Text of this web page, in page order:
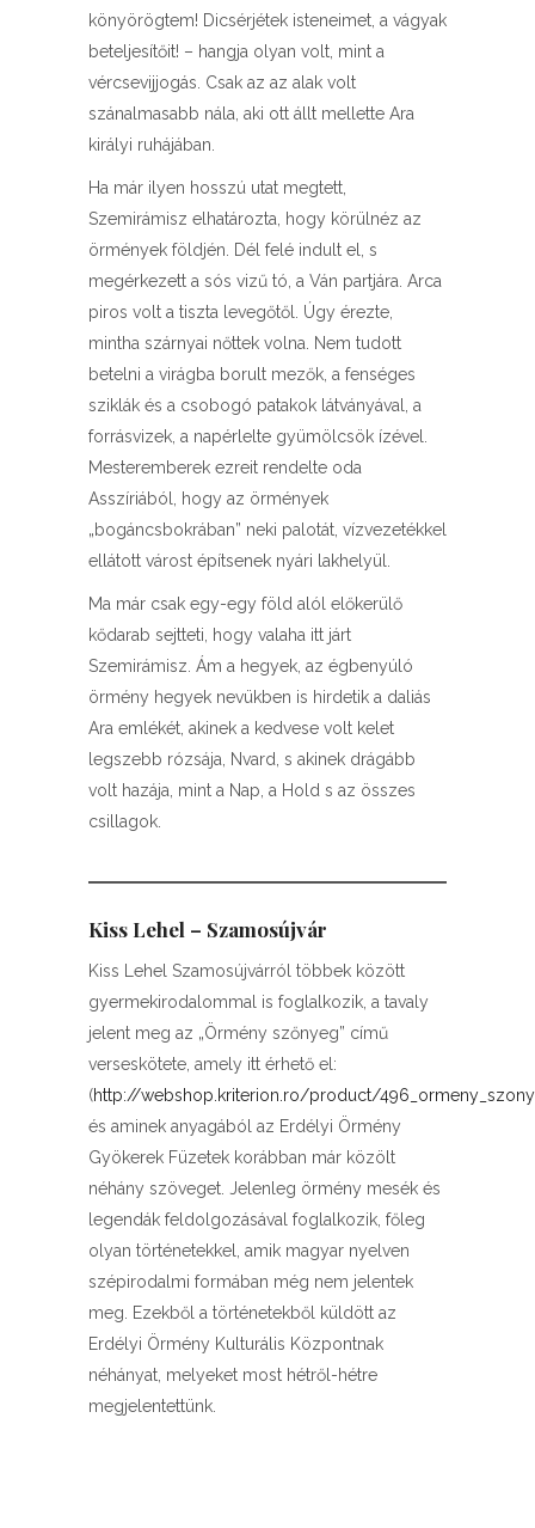
könyörögtem! Dicsérjétek isteneimet, a vágyak
beteljesítőit! – hangja olyan volt, mint a
vércsevijjogás. Csak az az alak volt
szánalmasabb nála, aki ott állt mellette Ara
királyi ruhájában.
Ha már ilyen hosszú utat megtett,
Szemirámisz elhatározta, hogy körülnéz az
örmények földjén. Dél felé indult el, s
megérkezett a sós vizű tó, a Ván partjára. Arca
piros volt a tiszta levegőtől. Úgy érezte,
mintha szárnyai nőttek volna. Nem tudott
betelni a virágba borult mezők, a fenséges
sziklák és a csobogó patakok látványával, a
forrásvizek, a napérlelte gyümölcsök ízével.
Mesteremberek ezreit rendelte oda
Asszíriából, hogy az örmények
„bogáncsbokrában” neki palotát, vízvezetékkel
ellátott várost építsenek nyári lakhelyül.
Ma már csak egy-egy föld alól előkerülő
kődarab sejtteti, hogy valaha itt járt
Szemirámisz. Ám a hegyek, az égbenyúló
örmény hegyek nevükben is hirdetik a daliás
Ara emlékét, akinek a kedvese volt kelet
legszebb rózsája, Nvard, s akinek drágább
volt hazája, mint a Nap, a Hold s az összes
csillagok.
Kiss Lehel – Szamosújvár
Kiss Lehel Szamosújvárról többek között
gyermekirodalommal is foglalkozik, a tavaly
jelent meg az „Örmény szőnyeg” című
verseskötete, amely itt érhető el:
(http://webshop.kriterion.ro/product/
és aminek anyagából az Erdélyi Örmény
Gyökerek Füzetek korábban már közölt
néhány szöveget. Jelenleg örmény mesék és
legendák feldolgozásával foglalkozik, főleg
olyan történetekkel, amik magyar nyelven
szépirodalmi formában még nem jelentek
meg. Ezekből a történetekből küldött az
Erdélyi Örmény Kulturális Központnak
néhányat, melyeket most hétről-hétre
megjelentettünk.